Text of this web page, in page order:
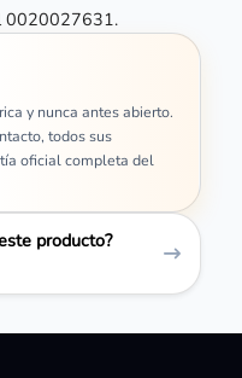
0020027631.
y nunca antes abierto.
todos sus
oficial completa del
producto?